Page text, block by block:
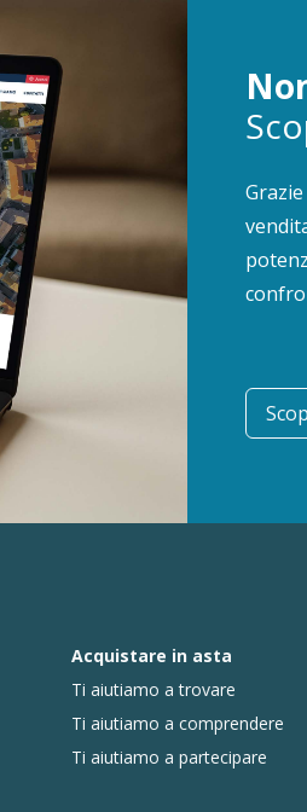
Acquistare in asta
Ti aiutiamo a trovare
Ti aiutiamo a comprendere
Ti aiutiamo a partecipare